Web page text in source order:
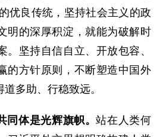
优良传统，坚持社会主义的政
明的深厚积淀，就能为破解时
。坚持自信自立、开放包容、
的方针原则，不断塑造中国外
多助、行稳致远。
同体是光辉旗帜。站在人类何